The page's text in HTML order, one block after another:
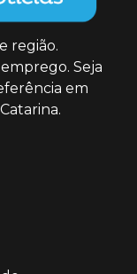
região.
Seja
em